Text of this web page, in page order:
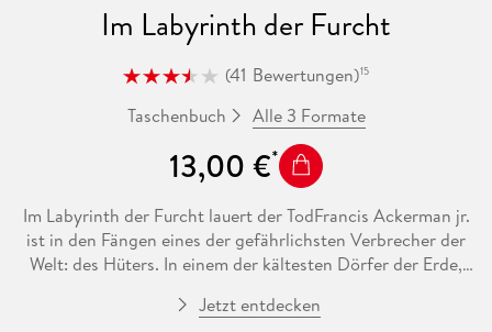
Im Labyrinth der Furcht
(41 Bewertungen)15
Taschenbuch Alle 3 Formate
13,00 €
Im Labyrinth der Furcht lauert der TodFrancis Ackerman jr.
ist in den Fängen eines der gefährlichsten Verbrecher der
Welt: des Hüters. In einem der kältesten Dörfer der Erde,
Nemesis gnadenlos ausgeliefert. In Washington, D. C. jagt
Jetzt entdecken